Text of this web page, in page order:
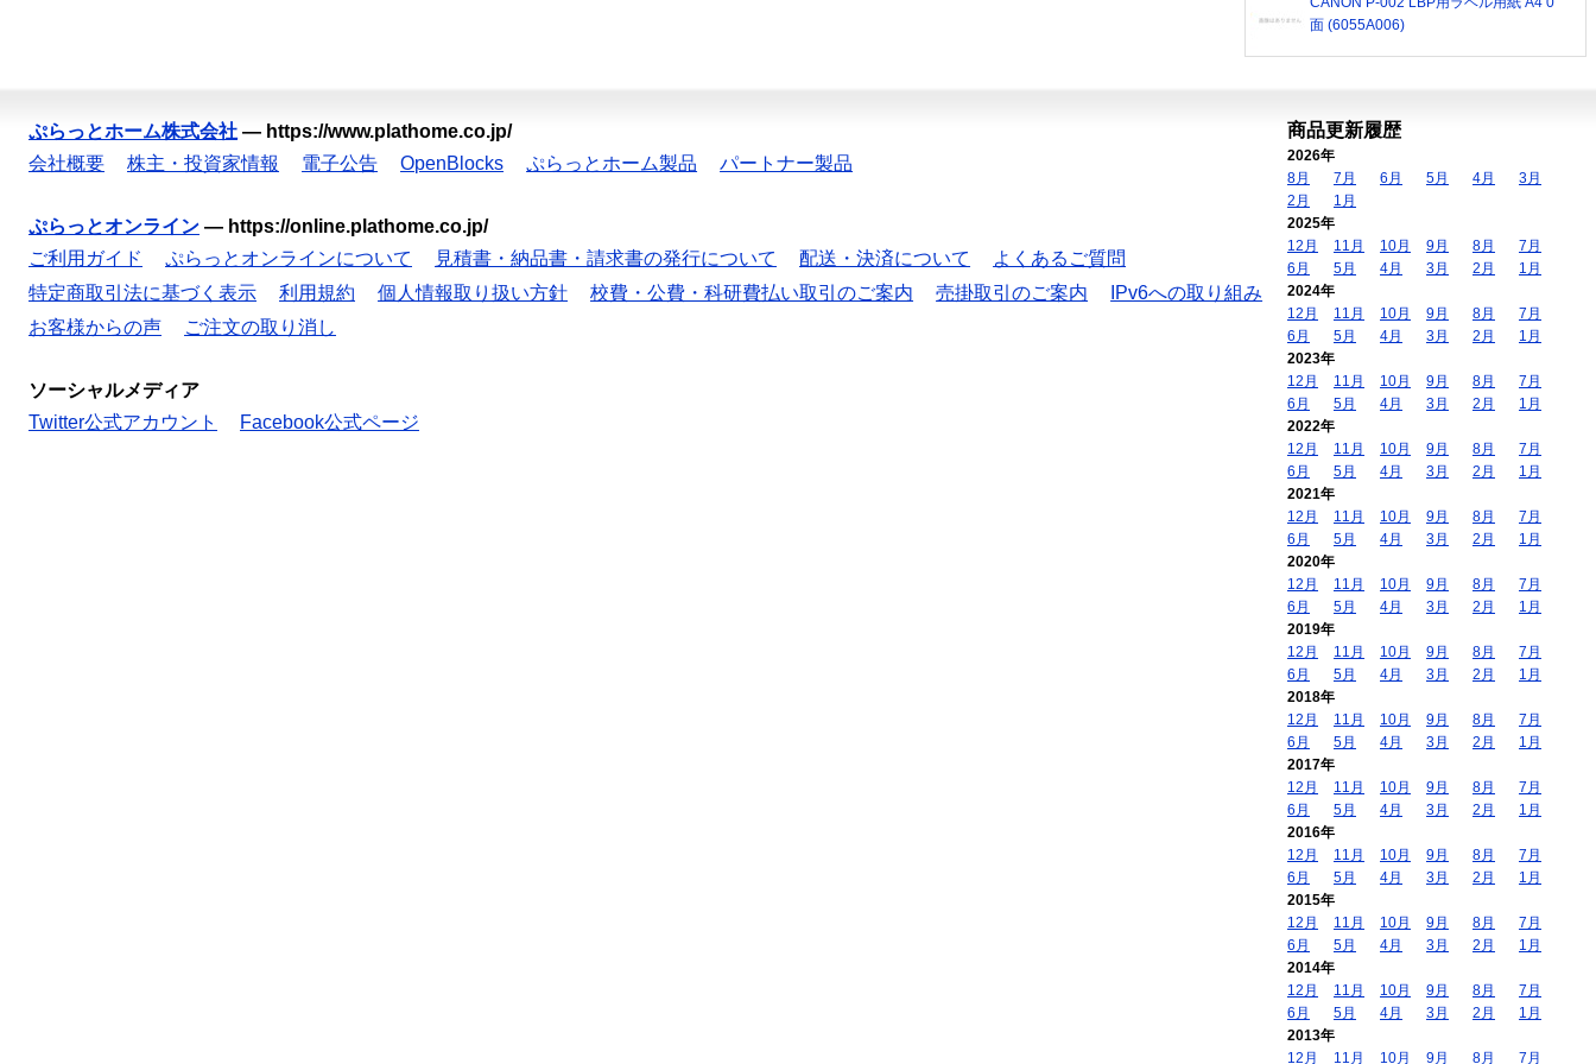
面 (6055A006)
ぷらっとホーム株式会社 — https://www.plathome.co.jp/
会社概要
株主・投資家情報 電子公告 OpenBlocks ぷらっとホーム製品 パートナー製品
ぷらっとオンライン — https://online.plathome.co.jp/
ご利用ガイド
ぷらっとオンラインについて 見積書・納品書・請求書の発行について 配送・決済について
よくあるご質問
特定商取引法に基づく表示
利用規約 個人情報取り扱い方針 校費・公費・科研費払い取引のご案内 売掛取引のご案内
IPv6への取り組み
お客様からの声
ご注文の取り消し
ソーシャルメディア
Twitter公式アカウント
Facebook公式ページ
商品更新履歴
2026年
8月
7月 6月 5月 4月
3月
2月
1月
2025年
12月
11月 10月 9月 8月
7月
6月
5月 4月 3月 2月
1月
2024年
12月
11月 10月 9月 8月
7月
6月
5月 4月 3月 2月
1月
2023年
12月
11月 10月 9月 8月
7月
6月
5月 4月 3月 2月
1月
2022年
12月
11月 10月 9月 8月
7月
6月
5月 4月 3月 2月
1月
2021年
12月
11月 10月 9月 8月
7月
6月
5月 4月 3月 2月
1月
2020年
12月
11月 10月 9月 8月
7月
6月
5月 4月 3月 2月
1月
2019年
12月
11月 10月 9月 8月
7月
6月
5月 4月 3月 2月
1月
2018年
12月
11月 10月 9月 8月
7月
6月
5月 4月 3月 2月
1月
2017年
12月
11月 10月 9月 8月
7月
6月
5月 4月 3月 2月
1月
2016年
12月
11月 10月 9月 8月
7月
6月
5月 4月 3月 2月
1月
2015年
12月
11月 10月 9月 8月
7月
6月
5月 4月 3月 2月
1月
2014年
12月
11月 10月 9月 8月
7月
6月
5月 4月 3月 2月
1月
2013年
12月
11月 10月 9月 8月 7月